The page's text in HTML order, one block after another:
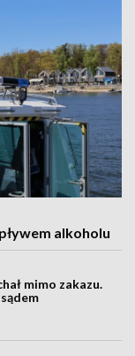
alkoholu
mimo zakazu.